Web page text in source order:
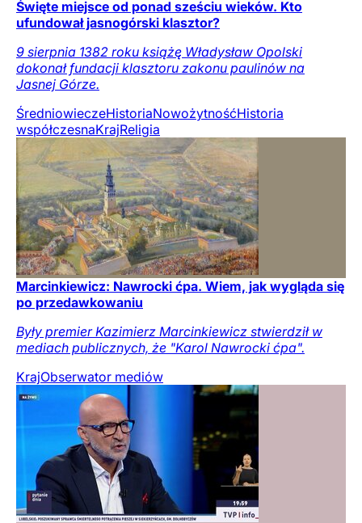
Święte miejsce od ponad sześciu wieków. Kto
ufundował jasnogórski klasztor?
9 sierpnia 1382 roku książę Władysław Opolski
dokonał fundacji klasztoru zakonu paulinów na
Jasnej Górze.
ŚredniowieczeHistoriaNowożytnośćHistoria
współczesnaKrajReligia
Marcinkiewicz: Nawrocki ćpa. Wiem, jak wygląda się
po przedawkowaniu
Były premier Kazimierz Marcinkiewicz stwierdził w
mediach publicznych, że "Karol Nawrocki ćpa".
KrajObserwator mediów